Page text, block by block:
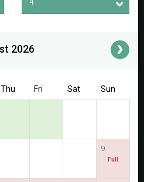
2026
Thu Fri Sat Sun
9
Full